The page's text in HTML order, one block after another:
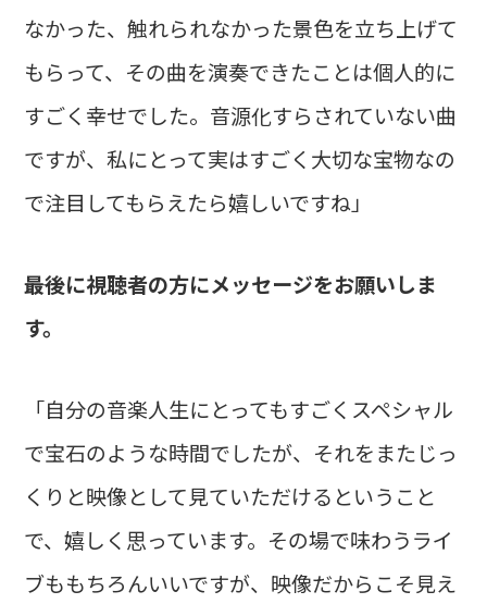
なかった、触れられなかった景色を立ち上げて
もらって、その曲を演奏できたことは個人的に
すごく幸せでした。音源化すらされていない曲
ですが、私にとって実はすごく大切な宝物なの
で注目してもらえたら嬉しいですね」
――最後に視聴者の方にメッセージをお願いしま
す。
「自分の音楽人生にとってもすごくスペシャル
で宝石のような時間でしたが、それをまたじっ
くりと映像として見ていただけるということ
で、嬉しく思っています。その場で味わうライ
ブももちろんいいですが、映像だからこそ見え